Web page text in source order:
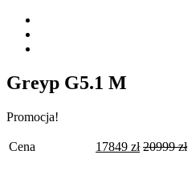
Greyp G5.1 M
Promocja!
Cena 17849 zł 20999zł